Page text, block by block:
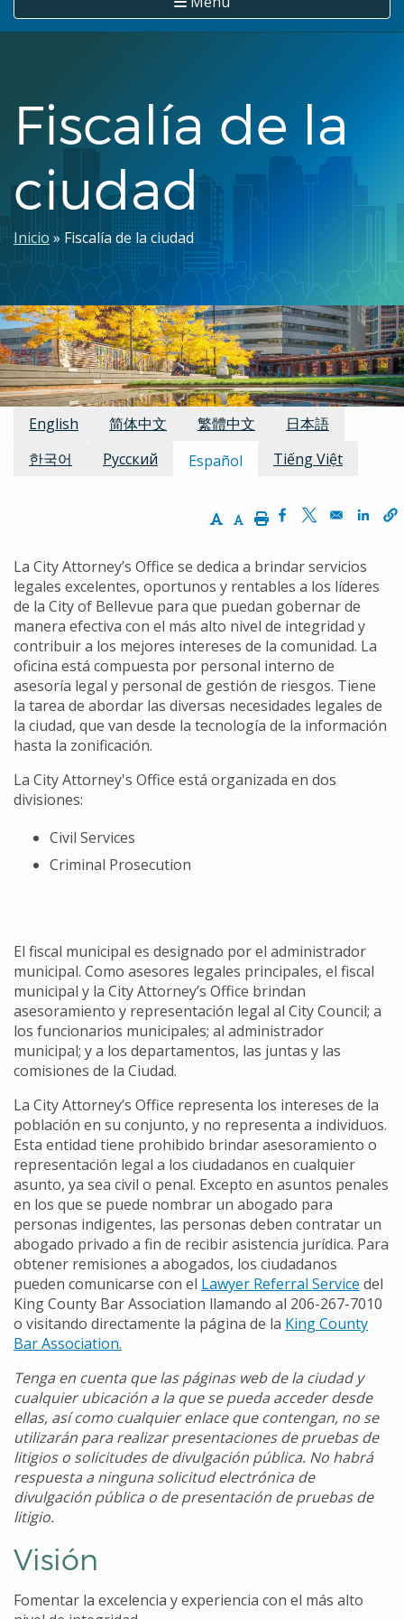
Fiscalía de la
ciudad
Ruta
de
navegación
Inicio Fiscalía de la ciudad
Traducciones disponibles:
English 简体中文 繁體中文
日本語
한국어
Русский Español Tiếng Việt
Increase Text Size
Decrease Text Size
PrintOpens in a new
Opens in a
La City Attorney’s Office se dedica a brindar servicios
legales excelentes, oportunos y rentables a los líderes
de la City of Bellevue para que puedan gobernar de
manera efectiva con el más alto nivel de integridad y
contribuir a los mejores intereses de la comunidad. La
oficina está compuesta por personal interno de
asesoría legal y personal de gestión de riesgos. Tiene
la tarea de abordar las diversas necesidades legales de
la ciudad, que van desde la tecnología de la información
hasta la zonificación.
La City Attorney's Office está organizada en dos
divisiones:
Civil Services
Criminal Prosecution
El fiscal municipal es designado por el administrador
municipal. Como asesores legales principales, el fiscal
municipal y la City Attorney’s Office brindan
asesoramiento y representación legal al City Council; a
los funcionarios municipales; al administrador
municipal; y a los departamentos, las juntas y las
comisiones de la Ciudad.
La City Attorney’s Office representa los intereses de la
población en su conjunto, y no representa a individuos.
Esta entidad tiene prohibido brindar asesoramiento o
representación legal a los ciudadanos en cualquier
asunto, ya sea civil o penal. Excepto en asuntos penales
en los que se puede nombrar un abogado para
personas indigentes, las personas deben contratar un
abogado privado a fin de recibir asistencia jurídica. Para
obtener remisiones a abogados, los ciudadanos
pueden comunicarse con el Lawyer Referral Service del
King County Bar Association llamando al 206-267-7010
o visitando directamente la página de la King County
Bar Association.
Tenga en cuenta que las páginas web de la ciudad y
cualquier ubicación a la que se pueda acceder desde
ellas, así como cualquier enlace que contengan, no se
utilizarán para realizar presentaciones de pruebas de
litigios o solicitudes de divulgación pública. No habrá
respuesta a ninguna solicitud electrónica de
divulgación pública o de presentación de pruebas de
litigio.
Visión
Fomentar la excelencia y experiencia con el más alto